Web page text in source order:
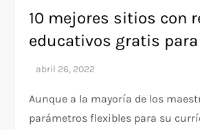
10 mejores sitios con
educativos gratis
Aunque a la mayoría de los
parámetros flexibles para su